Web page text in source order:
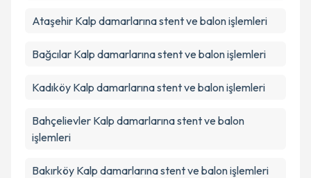
Ataşehir Kalp damarlarına stent ve balon işlemleri
Bağcılar Kalp damarlarına stent ve balon işlemleri
Kadıköy Kalp damarlarına stent ve balon işlemleri
Bahçelievler Kalp damarlarına stent ve balon
işlemleri
Bakırköy Kalp damarlarına stent ve balon işlemleri